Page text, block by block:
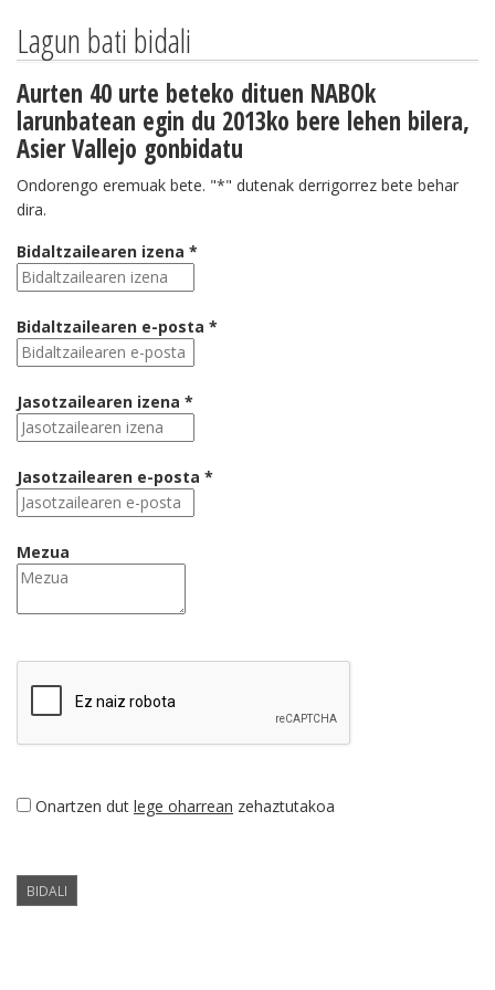
Lagun bati bidali
Aurten 40 urte beteko dituen NABOk
larunbatean egin du 2013ko bere lehen bilera,
Asier Vallejo gonbidatu
Ondorengo eremuak bete. "*" dutenak derrigorrez bete behar
dira.
Bidaltzailearen izena *
Bidaltzailearen e-posta *
Jasotzailearen izena *
Jasotzailearen e-posta *
Mezua
Onartzen dut lege oharrean zehaztutakoa
BIDALI